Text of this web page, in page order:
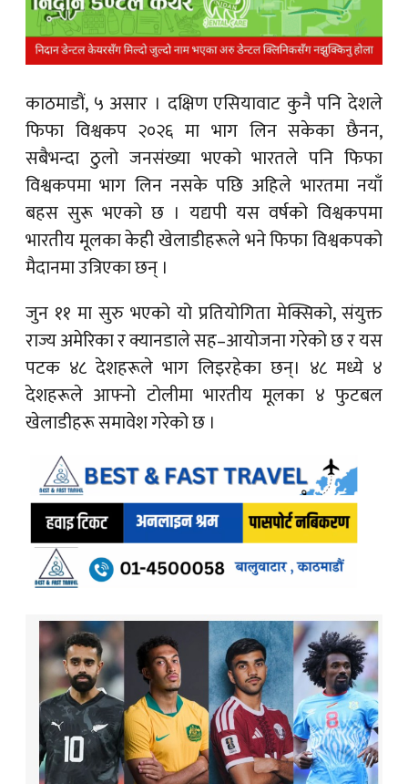
काठमाडौं, ५ असार । दक्षिण एसियावाट कुनै पनि देशले
फिफा विश्वकप २०२६ मा भाग लिन सकेका छैनन,
सबैभन्दा ठुलो जनसंख्या भएको भारतले पनि फिफा
विश्वकपमा भाग लिन नसके पछि अहिले भारतमा नयाँ
बहस सुरू भएको छ । यद्यपी यस वर्षको विश्वकपमा
भारतीय मूलका केही खेलाडीहरूले भने फिफा विश्वकपको
मैदानमा उत्रिएका छन् ।
जुन ११ मा सुरु भएको यो प्रतियोगिता मेक्सिको, संयुक्त
राज्य अमेरिका र क्यानडाले सह–आयोजना गरेको छ र यस
पटक ४८ देशहरूले भाग लिइरहेका छन्। ४८ मध्ये ४
देशहरूले आफ्नो टोलीमा भारतीय मूलका ४ फुटबल
खेलाडीहरू समावेश गरेको छ ।